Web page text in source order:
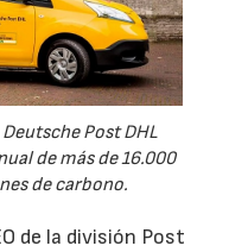
Post DHL
de más de 16.000
de carbono.
de la división Post